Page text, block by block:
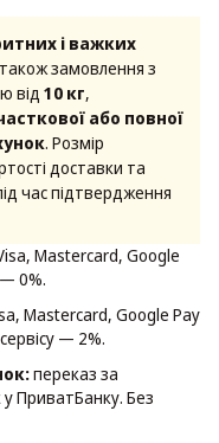
і важких
замовлення з
від 10 кг,
або повної
. Розмір
доставки та
час підтвердження
Mastercard, Google
— 0%.
Mastercard, Google Pay
— 2%.
переказ за
ПриватБанку. Без